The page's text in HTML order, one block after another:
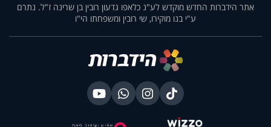
אתר הידברות החדש מוקדש לע"נ כלאפו גדעון רובין בן שרינה ז"ל. נתרם
ע"י בנו מוקירו, שי רובין ומשפחתו הי"ו